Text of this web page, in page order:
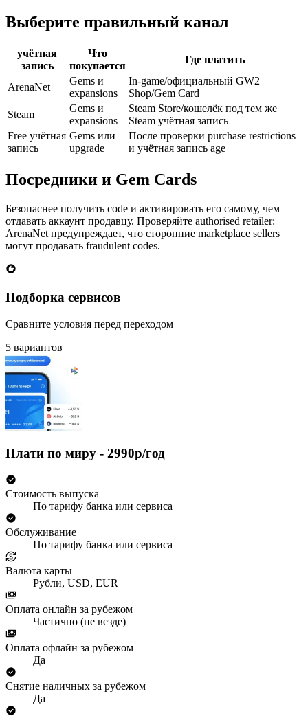
Выберите правильный канал
учётная
запись
Что
покупается
Где платить
ArenaNet
Gems и
expansions
In-game/официальный GW2
Shop/Gem Card
Steam
Gems и
expansions
Steam Store/кошелёк под тем же
Steam учётная запись
Free учётная
запись
Gems или
upgrade
После проверки purchase restrictions
и учётная запись age
Посредники и Gem Cards
Безопаснее получить code и активировать его самому, чем
отдавать аккаунт продавцу. Проверяйте authorised retailer:
ArenaNet предупреждает, что сторонние marketplace sellers
могут продавать fraudulent codes.
Подборка сервисов
Сравните условия перед переходом
5 вариантов
Плати по миру - 2990р/год
Стоимость выпуска
По тарифу банка или сервиса
Обслуживание
По тарифу банка или сервиса
Валюта карты
Рубли, USD, EUR
Оплата онлайн за рубежом
Частично (не везде)
Оплата офлайн за рубежом
Да
Снятие наличных за рубежом
Да